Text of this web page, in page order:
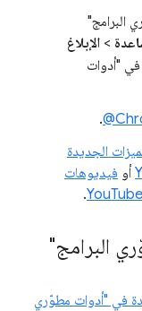
البرامج"
> الإبلاغ
في "أدوات
.
الجديدة
أو فيديوهات
.
البرامج"
في "أدوات مطوّري